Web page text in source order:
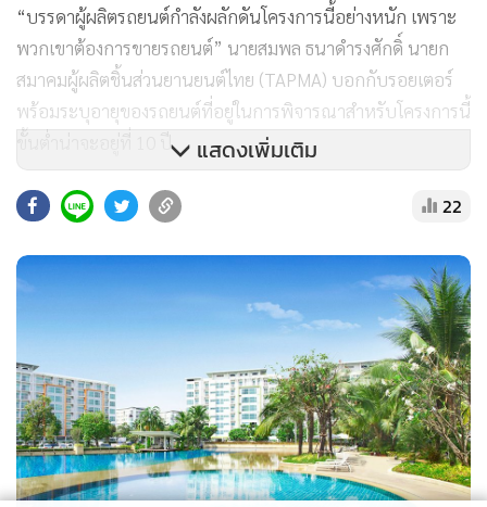
“บรรดาผู้ผลิตรถยนต์กำลังผลักดันโครงการนี้อย่างหนัก เพราะ
พวกเขาต้องการขายรถยนต์” นายสมพล ธนาดำรงศักดิ์ นายก
สมาคมผู้ผลิตชิ้นส่วนยานยนต์ไทย (TAPMA) บอกกับรอยเตอร์
พร้อมระบุอายุของรถยนต์ที่อยู่ในการพิจารณาสำหรับโครงการนี้
ขั้นต่ำน่าจะอยู่ที่ 10 ปี
นอกาจากนั้น รอยเตอร์ยังรายงานด้วยว่า กำลังผลิตรถยนต์ใน
โดยยอดขายภายในประเทศและตัวเลขการส่งออก ลดลง 26%
และ 8.8% ตามลำดับ ในขณะที่กำลังผลิตในเดือนมกราคม ถือ
เป็นการลดลงเป็นเดือนที่ 18 ติดต่อกัน และลดลงมากกว่า 24%
เมื่อเทียบกับเดือนมกราคม 2024
ทั้งนี้ อุตสาหกรรมยานยนต์ของไทย ซึ่งคิดเป็นสัดส่วนราว
10%ของจีดีพี ต้องการกอบกู้ยอดขาย ท่ามกลางภาวะเศรษฐกิจ
ซึมเซา และความปั่นป่วนอันเนื่องจากบรรดาผู้ผลิตรถอีวีสัญชาติ
แสดงเพิ่มเติม
22